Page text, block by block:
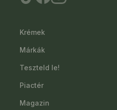
Krémek
Márkák
Teszteld le!
Piactér
Magazin